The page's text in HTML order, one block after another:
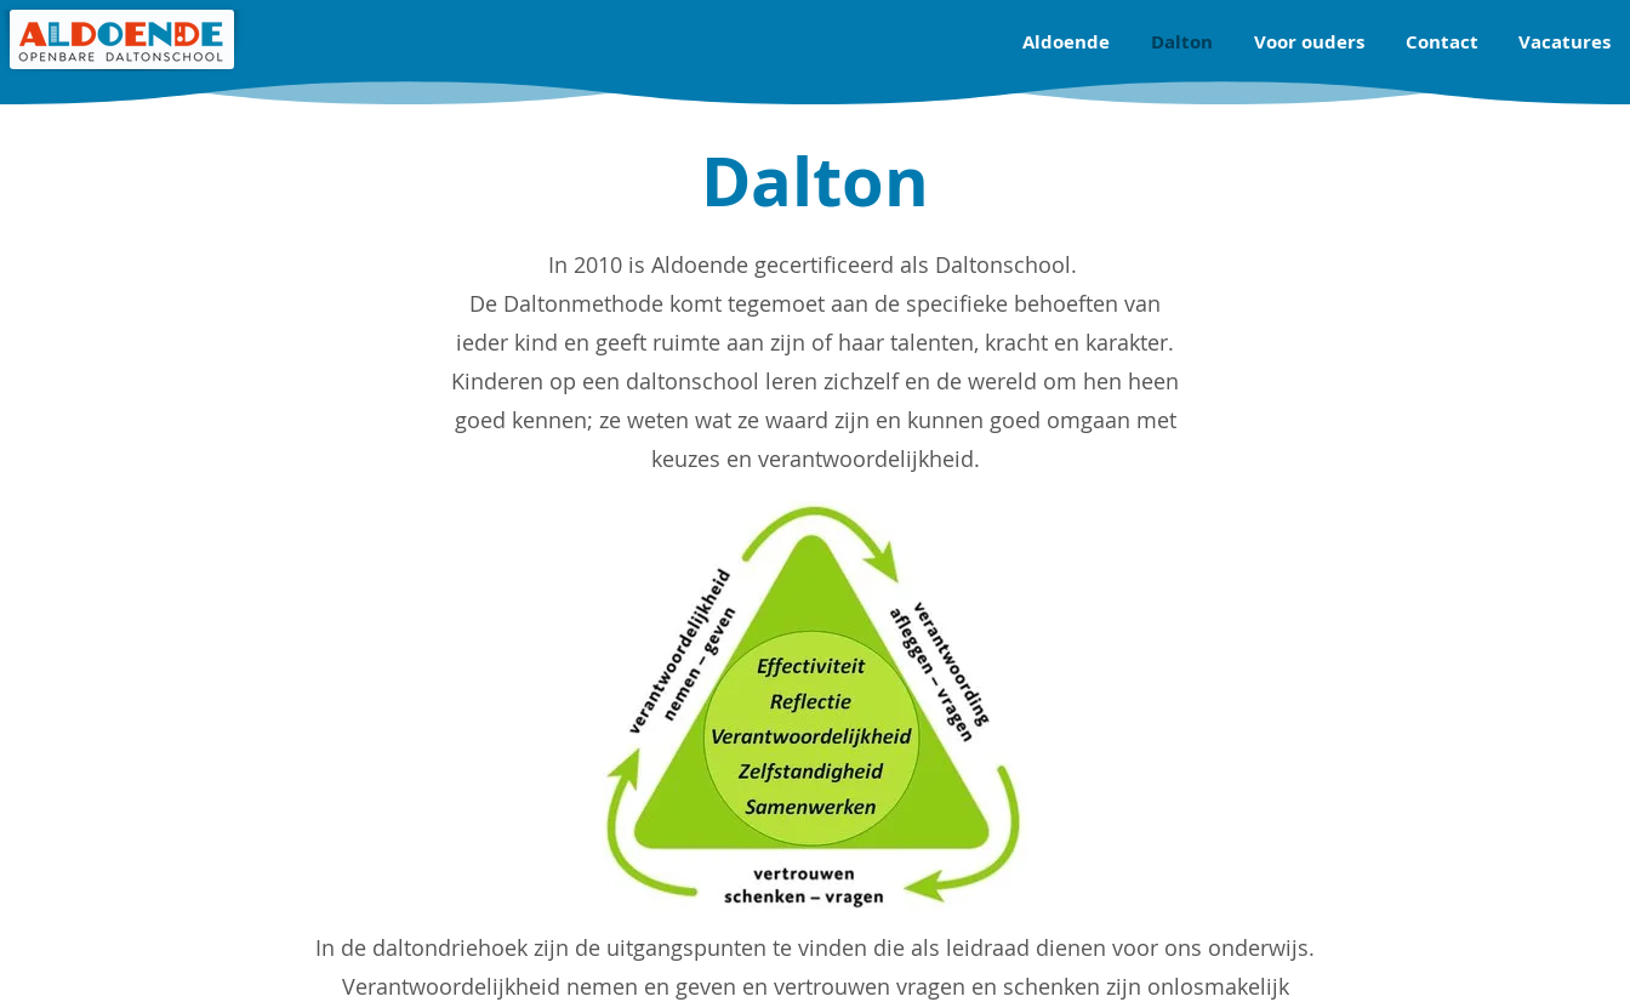
Aldoende Dalton Voor ouders Contact Vacatures
Dalton
In 2010 is Aldoende gecertificeerd als Daltonschool.
De Daltonmethode komt tegemoet aan de specifieke behoeften van
ieder kind en geeft ruimte aan zijn of haar talenten, kracht en karakter.
Kinderen op een daltonschool leren zichzelf en de wereld om hen heen
goed kennen; ze weten wat ze waard zijn en kunnen goed omgaan met
keuzes en verantwoordelijkheid.
In de daltondriehoek zijn de uitgangspunten te vinden die als leidraad dienen voor ons onderwijs.
Verantwoordelijkheid nemen en geven en vertrouwen vragen en schenken zijn onlosmakelijk